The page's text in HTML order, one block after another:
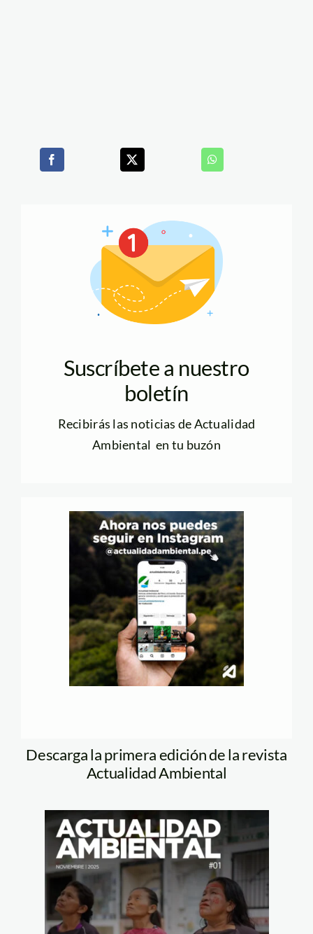
Suscríbete a nuestro
boletín
Recibirás las noticias de Actualidad
Ambiental en tu buzón
Descarga la primera edición de la revista
Actualidad Ambiental